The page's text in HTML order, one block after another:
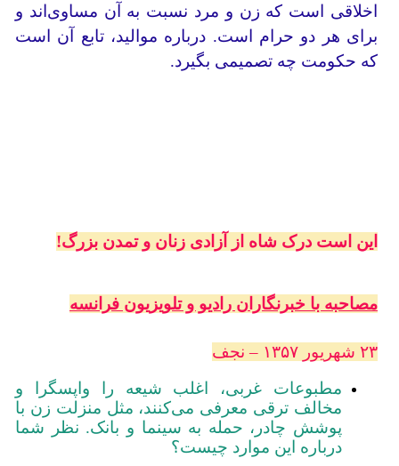
اخلاقی است که زن و مرد نسبت به آن مساوی‌اند و
برای هر دو حرام است. درباره موالید، تابع آن است
که حکومت چه تصمیمی بگیرد.
این است درک شاه از آزادی زنان و تمدن بزرگ!
مصاحبه با خبرنگاران رادیو و تلویزیون فرانسه
۲۳ شهریور ۱۳۵۷ – نجف
مطبوعات غربی، اغلب شیعه را واپسگرا و
مخالف ترقی معرفی می‌کنند، مثل منزلت زن با
پوشش چادر، حمله به سینما و بانک. نظر شما
درباره این موارد چیست؟